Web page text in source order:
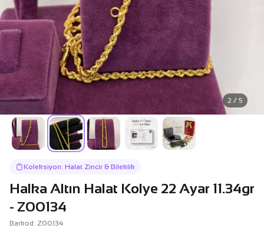
2 / 5
Koleksiyon: Halat Zincir & Bileklik
Halka Altın Halat Kolye 22 Ayar 11.34gr
- Z00134
Barkod: Z00134